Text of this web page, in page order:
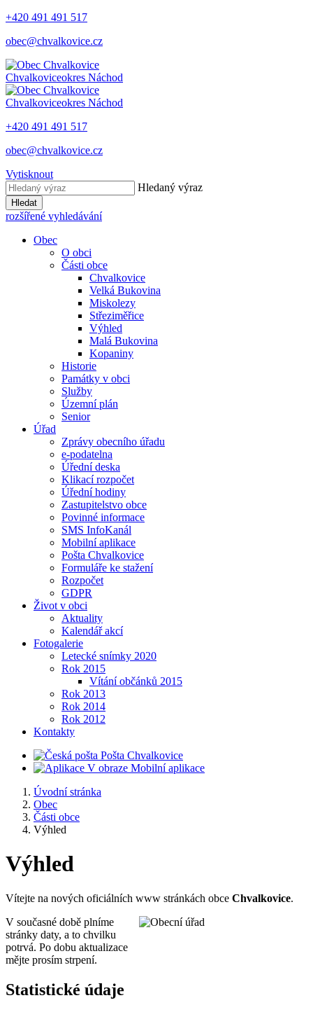
+420 491 491 517
obec@chvalkovice.cz
Chvalkoviceokres Náchod
Chvalkoviceokres Náchod
+420 491 491 517
obec@chvalkovice.cz
Vytisknout
Hledaný výraz
Hledat
rozšířené vyhledávání
Obec
O obci
Části obce
Chvalkovice
Velká Bukovina
Miskolezy
Střeziměřice
Výhled
Malá Bukovina
Kopaniny
Historie
Památky v obci
Služby
Územní plán
Senior
Úřad
Zprávy obecního úřadu
e-podatelna
Úřední deska
Klikací rozpočet
Úřední hodiny
Zastupitelstvo obce
Povinné informace
SMS InfoKanál
Mobilní aplikace
Pošta Chvalkovice
Formuláře ke stažení
Rozpočet
GDPR
Život v obci
Aktuality
Kalendář akcí
Fotogalerie
Letecké snímky 2020
Rok 2015
Vítání občánků 2015
Rok 2013
Rok 2014
Rok 2012
Kontakty
Pošta Chvalkovice
Mobilní aplikace
Úvodní stránka
Obec
Části obce
Výhled
Výhled
Vítejte na nových oficiálních www stránkách obce Chvalkovice.
V současné době plníme
stránky daty, a to chvilku
potrvá. Po dobu aktualizace
mějte prosím strpení.
Statistické údaje